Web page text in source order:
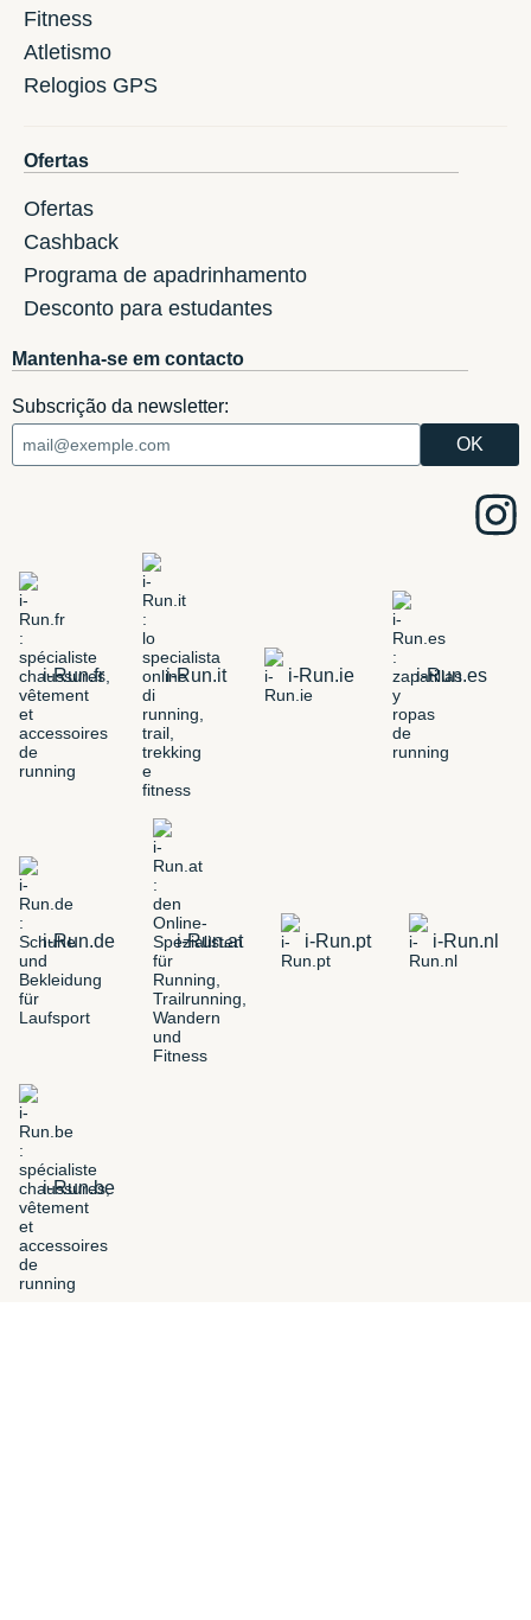
Fitness
Atletismo
Relogios GPS
Ofertas
Ofertas
Cashback
Programa de apadrinhamento
Desconto para estudantes
Mantenha-se em contacto
Subscrição da newsletter:
i-Run.fr i-Run.it i-Run.ie i-Run.es
i-Run.de i-Run.at i-Run.pt i-Run.nl
i-Run.be